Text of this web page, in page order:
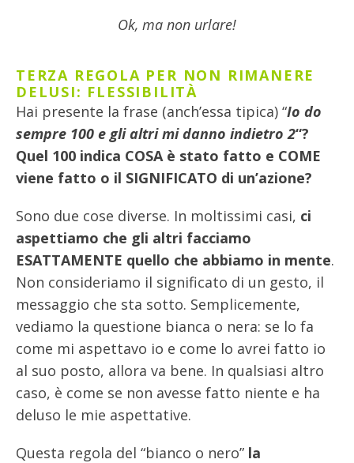
Ok, ma non urlare!
TERZA REGOLA PER NON RIMANERE
DELUSI: FLESSIBILITÀ
Hai presente la frase (anch’essa tipica) “Io do
sempre 100 e gli altri mi danno indietro 2“?
Quel 100 indica COSA è stato fatto e COME
viene fatto o il SIGNIFICATO di un’azione?
Sono due cose diverse. In moltissimi casi, ci
aspettiamo che gli altri facciamo
ESATTAMENTE quello che abbiamo in mente.
Non consideriamo il significato di un gesto, il
messaggio che sta sotto. Semplicemente,
vediamo la questione bianca o nera: se lo fa
come mi aspettavo io e come lo avrei fatto io
al suo posto, allora va bene. In qualsiasi altro
caso, è come se non avesse fatto niente e ha
deluso le mie aspettative.
Questa regola del “bianco o nero” la